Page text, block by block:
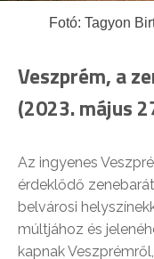
Fotó: Tagyon
Veszprém, a
(2023. május
Az ingyenes
érdeklődő
belvárosi
múltjához és
kapnak